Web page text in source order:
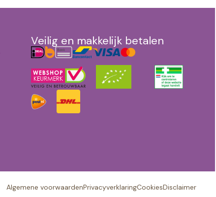
Veilig en makkelijk betalen
Algemene voorwaardenPrivacyverklaringCookiesDisclaimer